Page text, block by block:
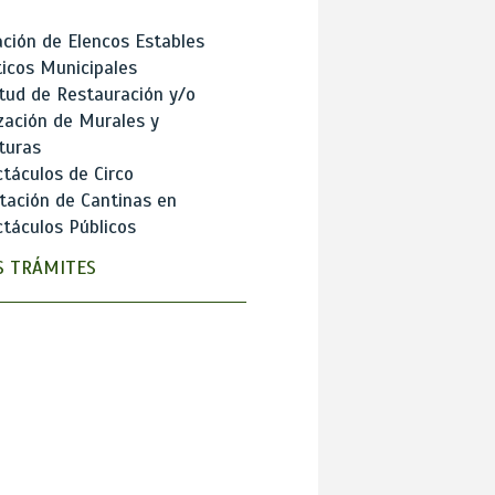
de Elencos Estables
Municipales
de Restauración y/o
de Murales y
de Circo
de Cantinas en
Públicos
TRÁMITES